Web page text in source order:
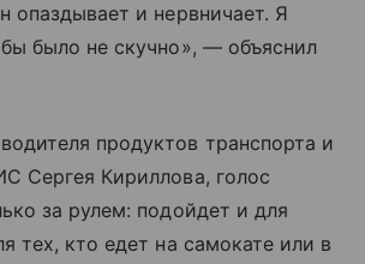
опаздывает и нервничает. Я
было не скучно», — объяснил
продуктов транспорта и
Сергея Кириллова, голос
за рулем: подойдет и для
тех, кто едет на самокате или в